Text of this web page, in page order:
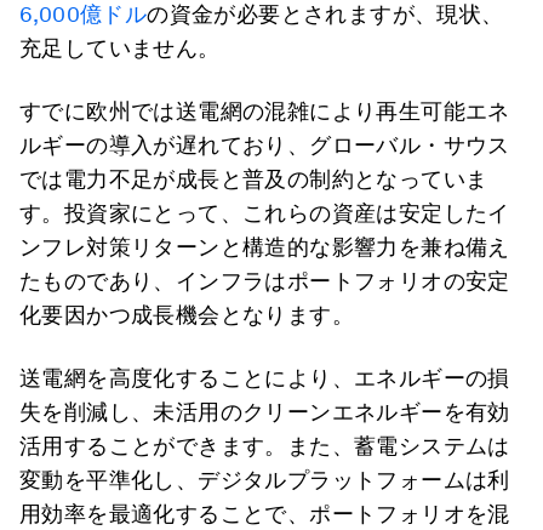
6,000億ドルの資金が必要とされますが、現状、
充足していません。
すでに欧州では送電網の混雑により再生可能エネ
ルギーの導入が遅れており、グローバル・サウス
では電力不足が成長と普及の制約となっていま
す。投資家にとって、これらの資産は安定したイ
ンフレ対策リターンと構造的な影響力を兼ね備え
たものであり、インフラはポートフォリオの安定
化要因かつ成長機会となります。
送電網を高度化することにより、エネルギーの損
失を削減し、未活用のクリーンエネルギーを有効
活用することができます。また、蓄電システムは
変動を平準化し、デジタルプラットフォームは利
用効率を最適化することで、ポートフォリオを混